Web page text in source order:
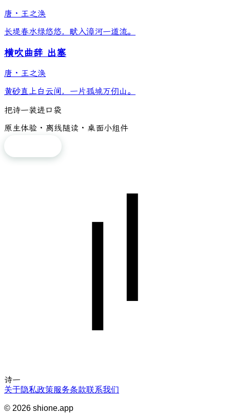
唐 · 王之涣
长堤春水绿悠悠，畎入漳河一道流。
横吹曲辞 出塞
唐 · 王之涣
黄砂直上白云间，一片孤城万仞山。
把诗一装进口袋
原生体验 · 离线随读 · 桌面小组件
诗一
关于隐私政策服务条款联系我们
© 2026 shione.app